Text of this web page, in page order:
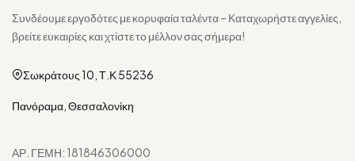
Συνδέουμε εργοδότες με κορυφαία ταλέντα – Καταχωρήστε αγγελίες,
βρείτε ευκαιρίες και χτίστε το μέλλον σας σήμερα!
Σωκράτους 10, Τ.Κ 55236
Πανόραμα, Θεσσαλονίκη
ΑΡ. ΓΕΜΗ: 181846306000